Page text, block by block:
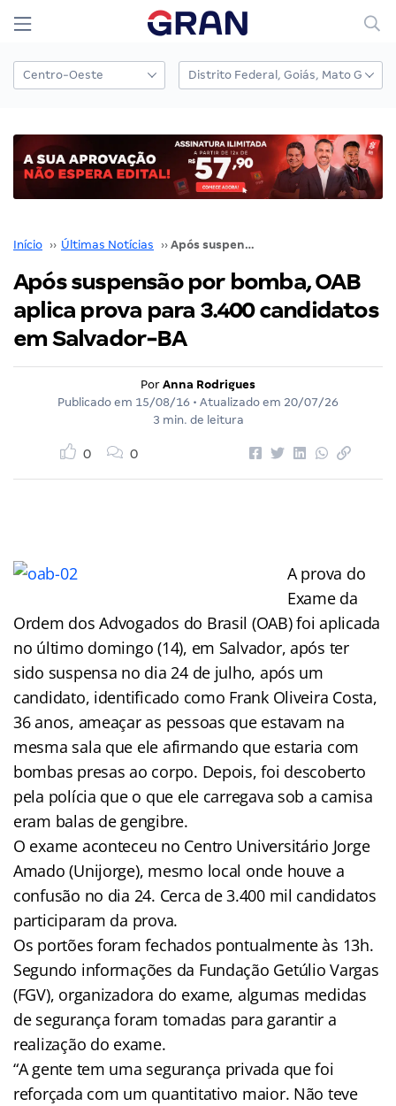
Início ›› Últimas Notícias ›› Após suspensão por bomba, OAB aplica prova para 3.400 candidatos em Salvador-BA
Após suspensão por bomba, OAB
aplica prova para 3.400 candidatos
em Salvador-BA
Por Anna Rodrigues
Publicado em 15/08/16 • Atualizado em 20/07/26
3 min. de leitura
0 0
A prova do
Exame da
Ordem dos Advogados do Brasil (OAB) foi aplicada
no último domingo (14), em Salvador, após ter
sido suspensa no dia 24 de julho, após um
candidato, identificado como Frank Oliveira Costa,
36 anos, ameaçar as pessoas que estavam na
mesma sala que ele afirmando que estaria com
bombas presas ao corpo. Depois, foi descoberto
pela polícia que o que ele carregava sob a camisa
eram balas de gengibre.
O exame aconteceu no Centro Universitário Jorge
Amado (Unijorge), mesmo local onde houve a
confusão no dia 24. Cerca de 3.400 mil candidatos
participaram da prova.
Os portões foram fechados pontualmente às 13h.
Segundo informações da Fundação Getúlio Vargas
(FGV), organizadora do exame, algumas medidas
de segurança foram tomadas para garantir a
realização do exame.
“A gente tem uma segurança privada que foi
reforçada com um quantitativo maior. Não teve